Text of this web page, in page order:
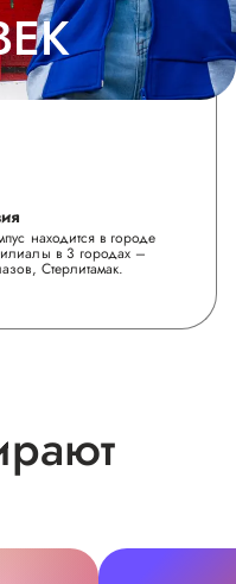
находится в городе
в 3 городах –
Стерлитамак.